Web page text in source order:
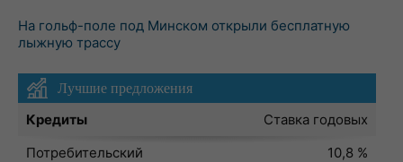
На гольф-поле под Минском открыли бесплатную
лыжную трассу
Лучшие предложения
Кредиты
Ставка годовых
Потребительский
10,8 %